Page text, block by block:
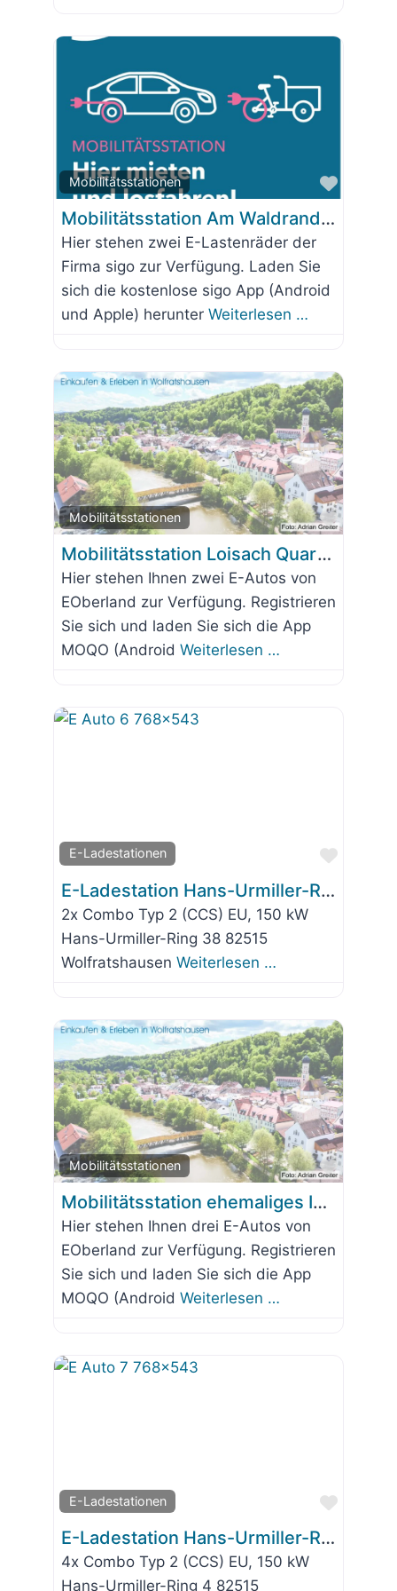
Mobilitätsstationen
Favorit
Mobilitätsstation Am Waldrand 20 – Baugenossenschaft Wolfratshausen
Hier stehen zwei E-Lastenräder der
Firma sigo zur Verfügung. Laden Sie
sich die kostenlose sigo App (Android
und Apple) herunter Weiterlesen …
Mobilitätsstationen
Favorit
Mobilitätsstation Loisach Quartier
Hier stehen Ihnen zwei E-Autos von
EOberland zur Verfügung. Registrieren
Sie sich und laden Sie sich die App
MOQO (Android Weiterlesen …
E-Ladestationen
Favorit
E-Ladestation Hans-Urmiller-Ring 38
2x Combo Typ 2 (CCS) EU, 150 kW
Hans-Urmiller-Ring 38 82515
Wolfratshausen Weiterlesen …
Mobilitätsstationen
Favorit
Mobilitätsstation ehemaliges Isarkaufhaus
Hier stehen Ihnen drei E-Autos von
EOberland zur Verfügung. Registrieren
Sie sich und laden Sie sich die App
MOQO (Android Weiterlesen …
E-Ladestationen
Favorit
E-Ladestation Hans-Urmiller-Ring 4
4x Combo Typ 2 (CCS) EU, 150 kW
Hans-Urmiller-Ring 4 82515